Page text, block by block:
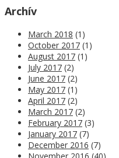
Archív
March 2018 (1)
October 2017 (1)
August 2017 (1)
July 2017 (2)
June 2017 (2)
May 2017 (1)
April 2017 (2)
March 2017 (2)
February 2017 (3)
January 2017 (7)
December 2016 (7)
November 2016 (40)